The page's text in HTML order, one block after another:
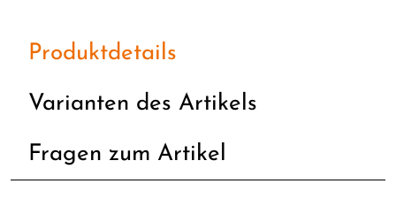
Produktdetails
Varianten des Artikels
Fragen zum Artikel